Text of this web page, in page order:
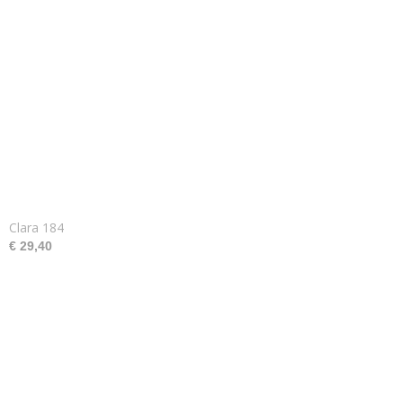
Clara 184
€ 29,40